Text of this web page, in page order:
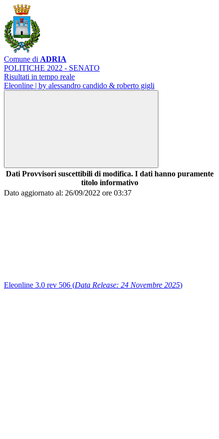
Comune di ADRIA
POLITICHE 2022 - SENATO
Risultati in tempo reale
Eleonline | by alessandro candido & roberto gigli
Dati Provvisori suscettibili di modifica. I dati hanno puramente
titolo informativo
Dato aggiornato al: 26/09/2022 ore 03:37
Eleonline 3.0 rev 506 (Data Release: 24 Novembre 2025)